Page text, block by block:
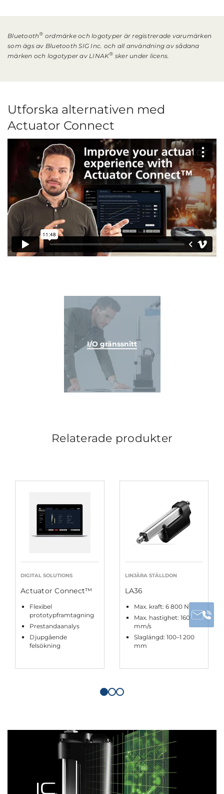
Bluetooth® ordmärke och logotyper är registrerade varumärken
som ägs av Bluetooth SIG Inc. och all användning av sådana
märken och logotyper av LINAK® sker under licens.
Utforska alternativen med
Actuator Connect
I/O gränssnitt
Relaterade produkter
DIGITAL SOLUTIONS
Actuator Connect™
Flexibel
prototypframtagning
Prestandaanalys
Djupgående
felsökning
LINJÄRA STÄLLDON
LA36
Max. kraft: 6 800 N
Max. hastighet: 160
mm/s
Slaglängd: 100–1 200
mm